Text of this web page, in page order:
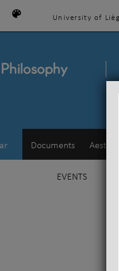
University of
Documents
EVENTS